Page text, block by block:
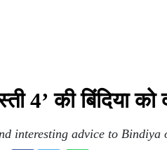
4’ की बिंदिया
interesting advice to Bindiya